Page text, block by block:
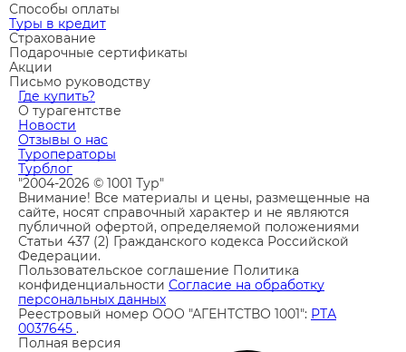
Способы оплаты
Туры в кредит
Страхование
Подарочные сертификаты
Акции
Письмо руководству
Где купить?
О турагентстве
Новости
Отзывы о нас
Туроператоры
Турблог
"2004-2026 © 1001 Тур"
Внимание! Все материалы и цены, размещенные на
сайте, носят справочный характер и не являются
публичной офертой, определяемой положениями
Статьи 437 (2) Гражданского кодекса Российской
Федерации.
Пользовательское соглашение Политика
конфиденциальности Согласие на обработку
персональных данных
Реестровый номер ООО "АГЕНТСТВО 1001": РТА
0037645 .
Полная версия